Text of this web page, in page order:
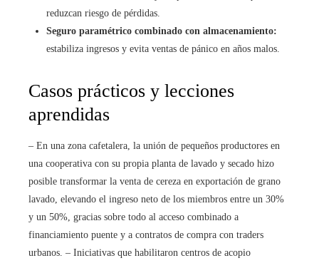
reduzcan riesgo de pérdidas.
Seguro paramétrico combinado con almacenamiento:
estabiliza ingresos y evita ventas de pánico en años malos.
Casos prácticos y lecciones
aprendidas
– En una zona cafetalera, la unión de pequeños productores en
una cooperativa con su propia planta de lavado y secado hizo
posible transformar la venta de cereza en exportación de grano
lavado, elevando el ingreso neto de los miembros entre un 30%
y un 50%, gracias sobre todo al acceso combinado a
financiamiento puente y a contratos de compra con traders
urbanos. – Iniciativas que habilitaron centros de acopio